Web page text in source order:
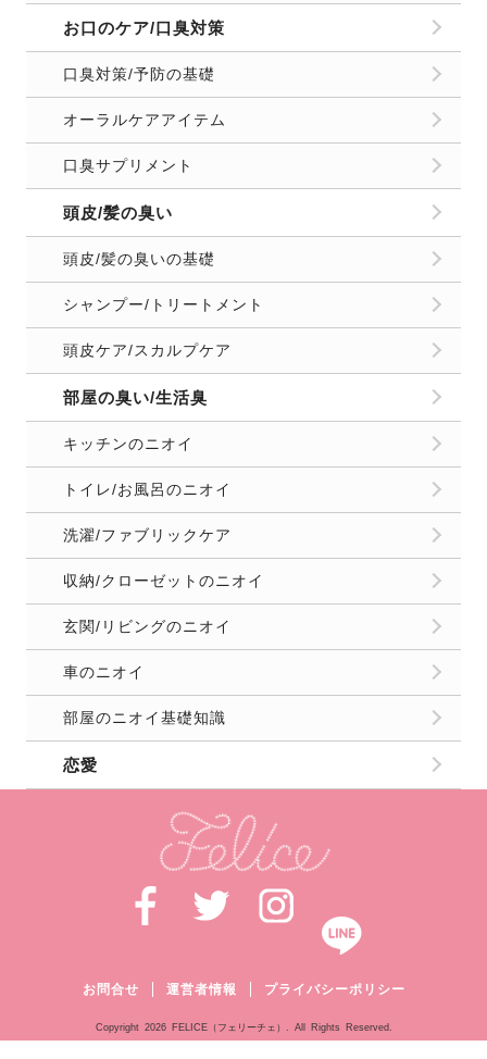
お口のケア/口臭対策
口臭対策/予防の基礎
オーラルケアアイテム
口臭サプリメント
頭皮/髪の臭い
頭皮/髪の臭いの基礎
シャンプー/トリートメント
頭皮ケア/スカルプケア
部屋の臭い/生活臭
キッチンのニオイ
トイレ/お風呂のニオイ
洗濯/ファブリックケア
収納/クローゼットのニオイ
玄関/リビングのニオイ
車のニオイ
部屋のニオイ基礎知識
恋愛
お問合せ 運営者情報 プライバシーポリシー
Copyright 2026 FELICE（フェリーチェ）. All Rights Reserved.